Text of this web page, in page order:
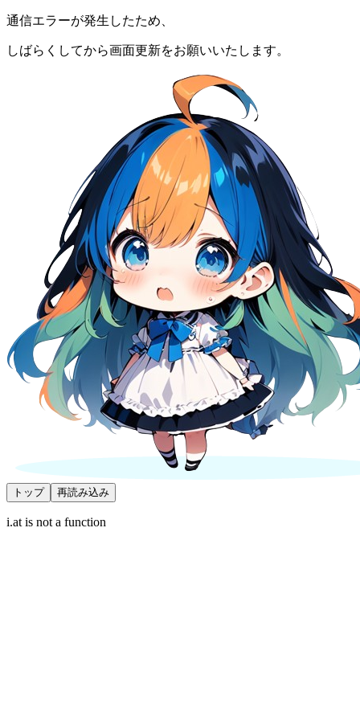
通信エラーが発生したため、
しばらくしてから画面更新をお願いいたします。
トップ 再読み込み
i.at is not a function